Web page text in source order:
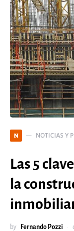
N NOTICIAS Y
Las 5
la
by Fernando Pozzi